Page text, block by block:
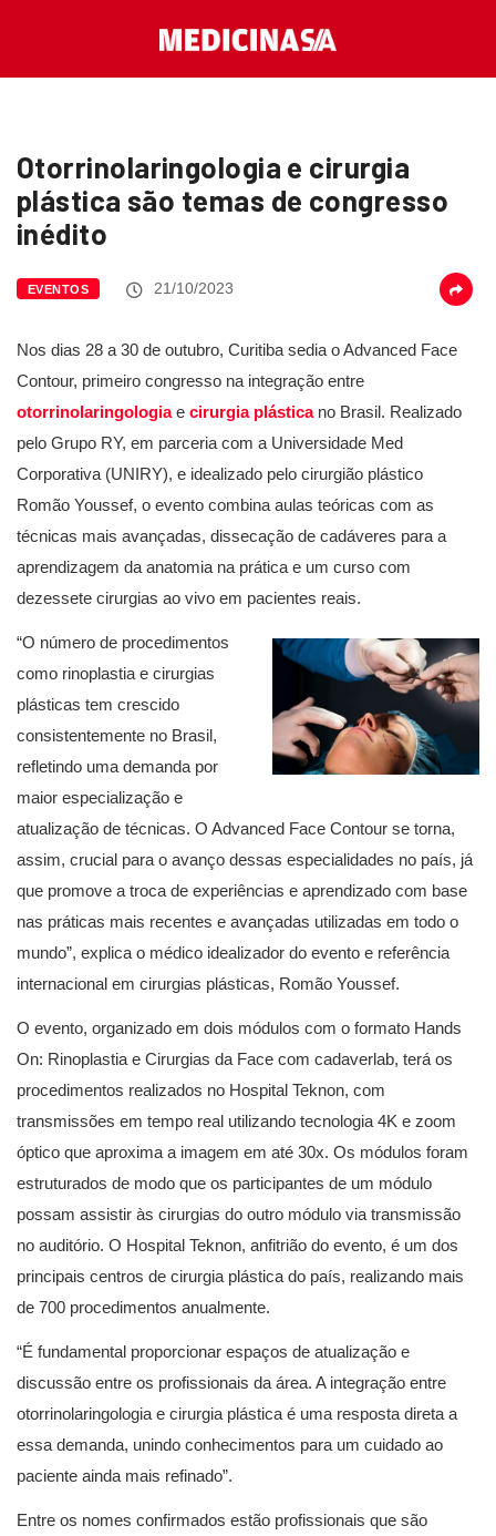
Otorrinolaringologia e cirurgia
plástica são temas de congresso
inédito
EVENTOS 21/10/2023
Nos dias 28 a 30 de outubro, Curitiba sedia o Advanced Face
Contour, primeiro congresso na integração entre
otorrinolaringologiae cirurgia plásticano Brasil. Realizado
pelo Grupo RY, em parceria com a Universidade Med
Corporativa (UNIRY), e idealizado pelo cirurgião plástico
Romão Youssef, o evento combina aulas teóricas com as
técnicas mais avançadas, dissecação de cadáveres para a
aprendizagem da anatomia na prática e um curso com
dezessete cirurgias ao vivo em pacientes reais.
“O número de procedimentos
como rinoplastia e cirurgias
plásticas tem crescido
consistentemente no Brasil,
refletindo uma demanda por
maior especialização e
atualização de técnicas. O Advanced Face Contour se torna,
assim, crucial para o avanço dessas especialidades no país, já
que promove a troca de experiências e aprendizado com base
nas práticas mais recentes e avançadas utilizadas em todo o
mundo”, explica o médico idealizador do evento e referência
internacional em cirurgias plásticas, Romão Youssef.
O evento, organizado em dois módulos com o formato Hands
On: Rinoplastia e Cirurgias da Face com cadaverlab, terá os
procedimentos realizados no Hospital Teknon, com
transmissões em tempo real utilizando tecnologia 4K e zoom
óptico que aproxima a imagem em até 30x. Os módulos foram
estruturados de modo que os participantes de um módulo
possam assistir às cirurgias do outro módulo via transmissão
no auditório. O Hospital Teknon, anfitrião do evento, é um dos
principais centros de cirurgia plástica do país, realizando mais
de 700 procedimentos anualmente.
“É fundamental proporcionar espaços de atualização e
discussão entre os profissionais da área. A integração entre
otorrinolaringologia e cirurgia plástica é uma resposta direta a
essa demanda, unindo conhecimentos para um cuidado ao
paciente ainda mais refinado”.
Entre os nomes confirmados estão profissionais que são